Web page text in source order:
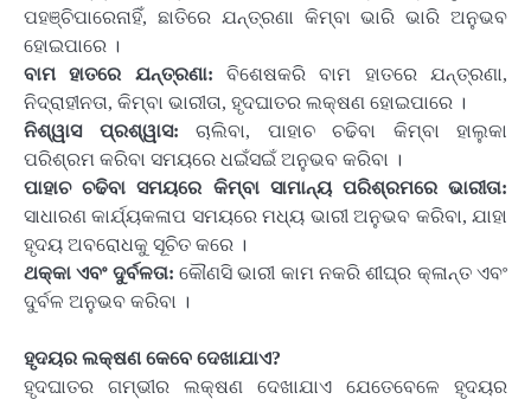
ପହଞ୍ଚିପାରେନାହିଁ, ଛାତିରେ ଯନ୍ତ୍ରଣା କିମ୍ବା ଭାରି ଭାରି ଅନୁଭବ
ହୋଇପାରେ ।
ବାମ ହାତରେ ଯନ୍ତ୍ରଣା: ବିଶେଷକରି ବାମ ହାତରେ ଯନ୍ତ୍ରଣା,
ନିଦ୍ରାହୀନତା, କିମ୍ବା ଭାରୀତା, ହୃଦଘାତର ଲକ୍ଷଣ ହୋଇପାରେ ।
ନିଶ୍ୱାସ ପ୍ରଶ୍ୱାସ: ଚାଲିବା, ପାହାଚ ଚଢିବା କିମ୍ବା ହାଲୁକା
ପରିଶ୍ରମ କରିବା ସମୟରେ ଧଇଁସଇଁ ଅନୁଭବ କରିବା ।
ପାହାଚ ଚଢିବା ସମୟରେ କିମ୍ବା ସାମାନ୍ୟ ପରିଶ୍ରମରେ ଭାରୀତା:
ସାଧାରଣ କାର୍ଯ୍ୟକଳାପ ସମୟରେ ମଧ୍ୟ ଭାରୀ ଅନୁଭବ କରିବା, ଯାହା
ହୃଦୟ ଅବରୋଧକୁ ସୂଚିତ କରେ ।
ଥକ୍କା ଏବଂ ଦୁର୍ବଳତା: କୌଣସି ଭାରୀ କାମ ନକରି ଶୀଘ୍ର କ୍ଳାନ୍ତ ଏବଂ
ଦୁର୍ବଳ ଅନୁଭବ କରିବା ।
ହୃଦୟର ଲକ୍ଷଣ କେବେ ଦେଖାଯାଏ?
ହୃଦଘାତର ଗମ୍ଭୀର ଲକ୍ଷଣ ଦେଖାଯାଏ ଯେତେବେଳେ ହୃଦୟର